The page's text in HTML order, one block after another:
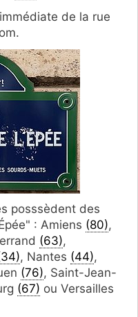
de la rue
posssèdent des
: Amiens (80),
(63),
, Nantes (44),
(76), Saint-Jean-
(67) ou Versailles